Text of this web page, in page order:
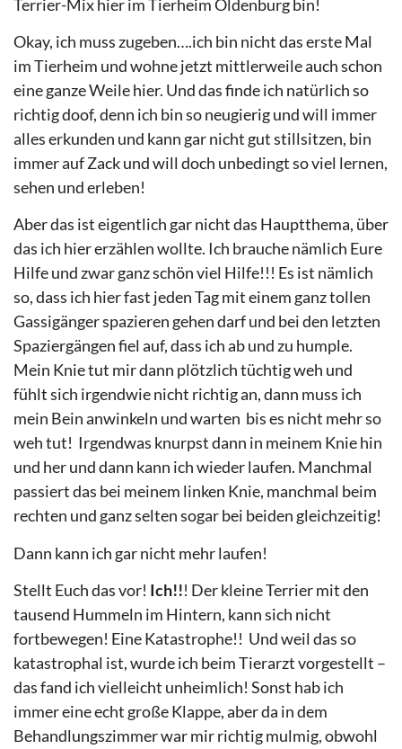
Terrier-Mix hier im Tierheim Oldenburg bin!
Okay, ich muss zugeben….ich bin nicht das erste Mal
im Tierheim und wohne jetzt mittlerweile auch schon
eine ganze Weile hier. Und das finde ich natürlich so
richtig doof, denn ich bin so neugierig und will immer
alles erkunden und kann gar nicht gut stillsitzen, bin
immer auf Zack und will doch unbedingt so viel lernen,
sehen und erleben!
Aber das ist eigentlich gar nicht das Hauptthema, über
das ich hier erzählen wollte. Ich brauche nämlich Eure
Hilfe und zwar ganz schön viel Hilfe!!! Es ist nämlich
so, dass ich hier fast jeden Tag mit einem ganz tollen
Gassigänger spazieren gehen darf und bei den letzten
Spaziergängen fiel auf, dass ich ab und zu humple.
Mein Knie tut mir dann plötzlich tüchtig weh und
fühlt sich irgendwie nicht richtig an, dann muss ich
mein Bein anwinkeln und warten bis es nicht mehr so
weh tut! Irgendwas knurpst dann in meinem Knie hin
und her und dann kann ich wieder laufen. Manchmal
passiert das bei meinem linken Knie, manchmal beim
rechten und ganz selten sogar bei beiden gleichzeitig!
Dann kann ich gar nicht mehr laufen!
Stellt Euch das vor! Ich!!! Der kleine Terrier mit den
tausend Hummeln im Hintern, kann sich nicht
fortbewegen! Eine Katastrophe!! Und weil das so
katastrophal ist, wurde ich beim Tierarzt vorgestellt –
das fand ich vielleicht unheimlich! Sonst hab ich
immer eine echt große Klappe, aber da in dem
Behandlungszimmer war mir richtig mulmig, obwohl